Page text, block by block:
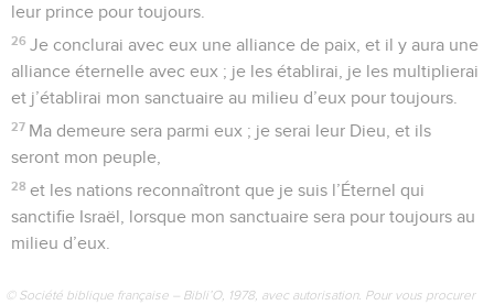
leur prince pour toujours.
26 Je conclurai avec eux une alliance de paix, et il y aura une
alliance éternelle avec eux ; je les établirai, je les multiplierai
et j’établirai mon sanctuaire au milieu d’eux pour toujours.
27 Ma demeure sera parmi eux ; je serai leur Dieu, et ils
seront mon peuple,
28 et les nations reconnaîtront que je suis l’Éternel qui
sanctifie Israël, lorsque mon sanctuaire sera pour toujours au
milieu d’eux.
© Société biblique française – Bibli’O, 1978, avec autorisation. Pour vous procurer